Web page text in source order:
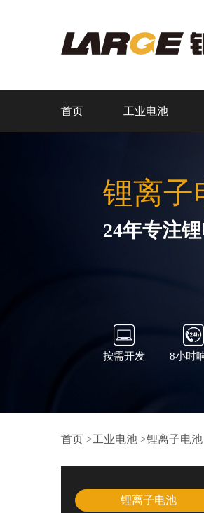
首页 工业电池
锂离子
24年专注
按需开发 8小时
首页 >工业电池 >锂离子电池
锂离子电池